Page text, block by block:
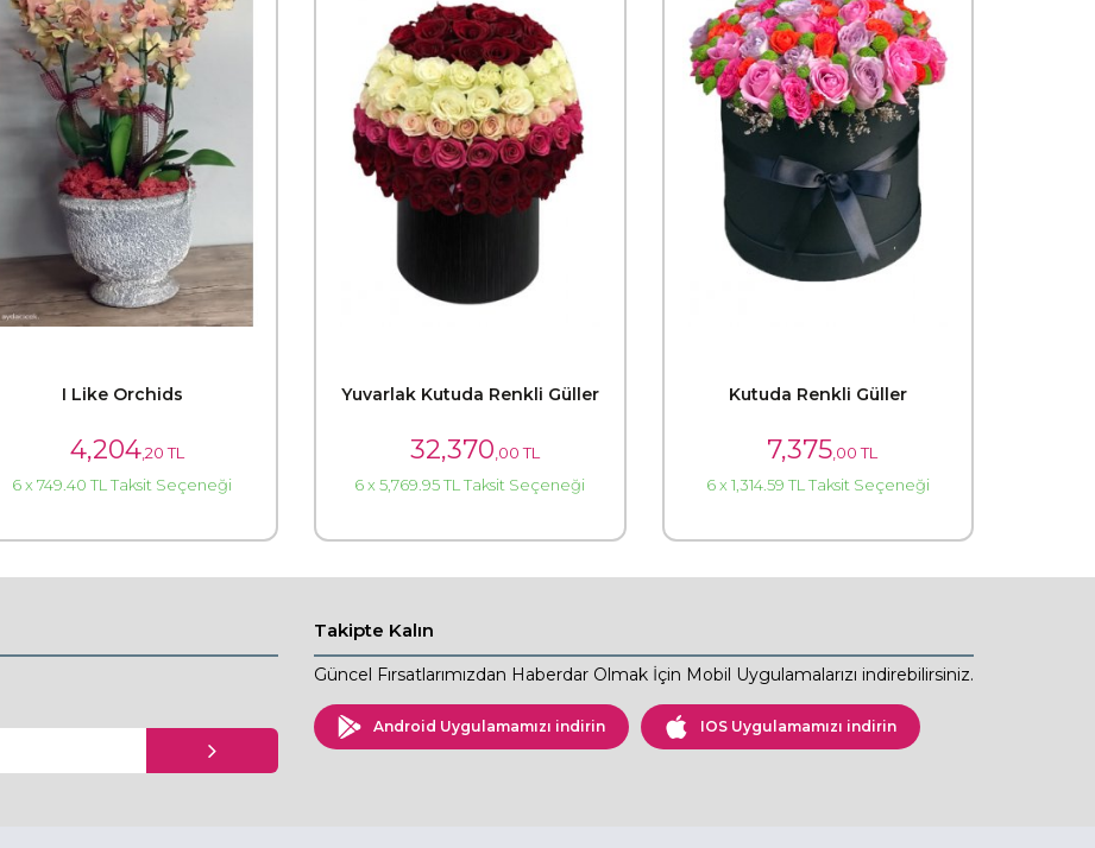
I Like Orchids
4,204,20 TL
6 x 749.40 TL Taksit Seçeneği
Yuvarlak Kutuda Renkli Güller
32,370,00 TL
6 x 5,769.95 TL Taksit Seçeneği
Kutuda Renkli Güller
7,375,00 TL
6 x 1,314.59 TL Taksit Seçeneği
Takipte Kalın
Güncel Fırsatlarımızdan Haberdar Olmak İçin Mobil Uygulamalarızı indirebilirsiniz.
Android Uygulamamızı indirin IOS Uygulamamızı indirin